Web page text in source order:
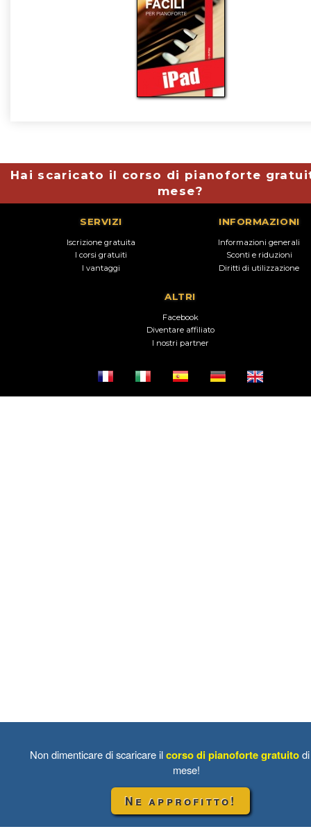
Hai scaricato il corso di pianoforte
mese?
SERVIZI
Iscrizione gratuita
I corsi gratuiti
I vantaggi
INFORMAZIONI
Informazioni generali
Sconti e riduzioni
Diritti di utilizzazione
ALTRI
Facebook
Diventare affiliato
I nostri partner
Non dimenticare di scaricare ilcorso di pianoforte gratuito
mese!
Ne approfitto!